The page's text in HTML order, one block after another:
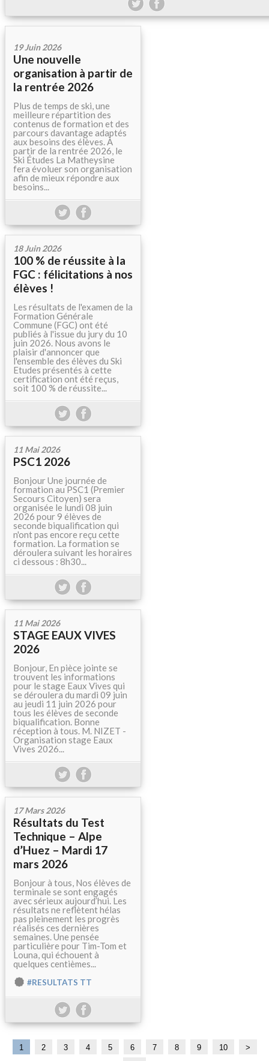
19 Juin 2026
Une nouvelle
organisation à partir de
la rentrée 2026
Plus de temps de ski, une
meilleure répartition des
contenus de formation et des
parcours davantage adaptés
aux besoins des élèves. À
partir de la rentrée 2026, le
Ski Études La Matheysine
fera évoluer son organisation
afin de mieux répondre aux
besoins...
18 Juin 2026
100 % de réussite à la
FGC : félicitations à nos
élèves !
Les résultats de l'examen de la
Formation Générale
Commune (FGC) ont été
publiés à l'issue du jury du 10
juin 2026. Nous avons le
plaisir d'annoncer que
l'ensemble des élèves du Ski
Etudes présentés à cette
certification ont été reçus,
soit 100 % de réussite...
11 Mai 2026
PSC1 2026
Bonjour Une journée de
formation au PSC1 (Premier
Secours Citoyen) sera
organisée le lundi 08 juin
2026 pour 9 élèves de
seconde biqualification qui
n'ont pas encore reçu cette
formation. La formation se
déroulera suivant les horaires
ci dessous : 8h30...
11 Mai 2026
STAGE EAUX VIVES
2026
Bonjour, En pièce jointe se
trouvent les informations
pour le stage Eaux Vives qui
se déroulera du mardi 09 juin
au jeudi 11 juin 2026 pour
tous les élèves de seconde
biqualification. Bonne
réception à tous. M. NIZET -
Organisation stage Eaux
Vives 2026...
17 Mars 2026
Résultats du Test
Technique – Alpe
d’Huez – Mardi 17
mars 2026
Bonjour à tous, Nos élèves de
terminale se sont engagés
avec sérieux aujourd’hui. Les
résultats ne reflètent hélas
pas pleinement les progrès
réalisés ces dernières
semaines. Une pensée
particulière pour Tim-Tom et
Louna, qui échouent à
quelques centièmes...
#RESULTATS TT
1 2 3 4 5 6 7 8 9 10 >